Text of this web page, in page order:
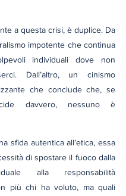
a questa crisi, è duplice. Da
impotente che continua
individuali dove non
Dall’altro, un cinismo
che conclude che, se
davvero, nessuno è
sfida autentica all’etica, essa
di spostare il fuoco dalla
alla responsabilità
più chi ha voluto, ma quali